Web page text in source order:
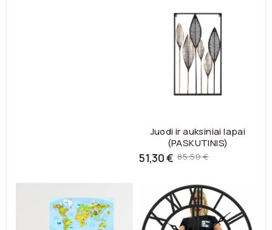
Juodi ir auksiniai lapai
(PASKUTINIS)
51,30 € Bazinė
85,50 €